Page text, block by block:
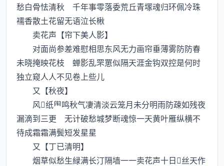
愁白骨怯清秋 千年事零落委荒丘青塜魂归环佩冷珠
襦香散土花留无语泣长楸
卖花声【帘下美人影】
对面尚参差难慰相思东风无力画帘垂薄雾防防春
未晓掩映花枝 蝉影乱罘罳似隔天涯金钩双控是何时
独立窥人人不见卷上些儿
又【秋夜】
风纸鸣秋气凄清淡云笼月未分明雨防疎如残夜
漏滴到三更 无计破愁城梦断魂惊一天黄叶雁纵横不
待成霜霜满鬓短发星星
又【丁已清明】
烟草似愁生緑满长汀隔墙一一卖花声十日丝天作